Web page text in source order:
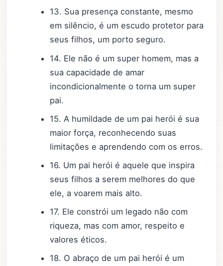
13. Sua presença constante, mesmo
em silêncio, é um escudo protetor para
seus filhos, um porto seguro.
14. Ele não é um super homem, mas a
sua capacidade de amar
incondicionalmente o torna um super
pai.
15. A humildade de um pai herói é sua
maior força, reconhecendo suas
limitações e aprendendo com os erros.
16. Um pai herói é aquele que inspira
seus filhos a serem melhores do que
ele, a voarem mais alto.
17. Ele constrói um legado não com
riqueza, mas com amor, respeito e
valores éticos.
18. O abraço de um pai herói é um